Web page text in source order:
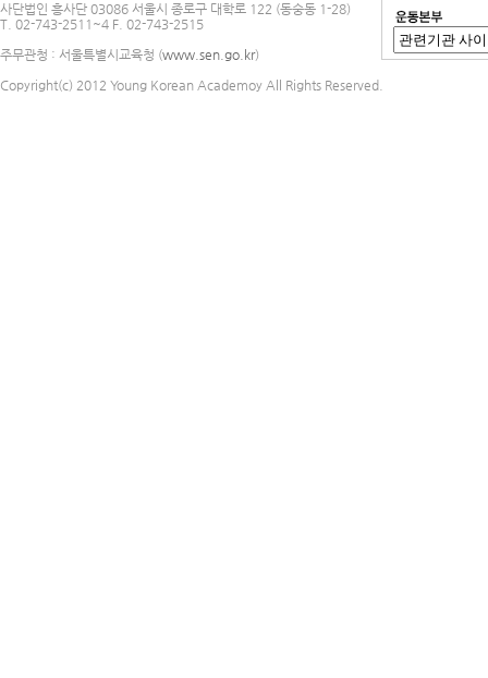
사단법인 흥사단 03086 서울시 종로구 대학로 122 (동숭동 1-28)
T. 02-743-2511~4 F. 02-743-2515
주무관청 : 서울특별시교육청 (www.sen.go.kr)
Copyright(c) 2012 Young Korean Academoy All Rights Reserved.